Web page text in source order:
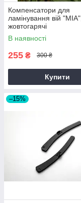
Компенсатори для
ламінування вій "MIA",
жовтогарячі
В наявності
255 ₴ 300 ₴
Купити
–15%